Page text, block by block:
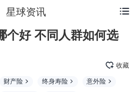
星球资讯
个好 不同人群如何选
收藏
财产险 终身寿险 意外险